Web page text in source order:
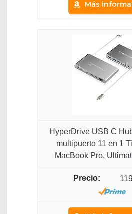
Más
HyperDrive USB C
multipuerto 11 en 1
MacBook Pro,